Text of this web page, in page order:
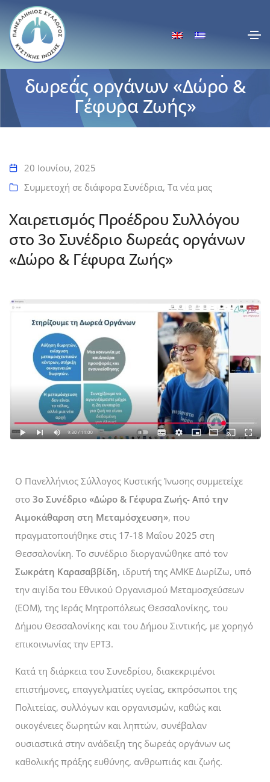
Χαιρετισμός Προέδρου
Συλλόγου στο 3ο Συνέδριο
δωρεάς οργάνων «Δώρο &
Γέφυρα Ζωής»
Αρχική
20 Ιουνίου, 2025
Συμμετοχή σε διάφορα Συνέδρια, Τα νέα μας
Χαιρετισμός Προέδρου Συλλόγου
στο 3ο Συνέδριο δωρεάς οργάνων
«Δώρο & Γέφυρα Ζωής»
Ο Πανελλήνιος Σύλλογος Κυστικής Ίνωσης συμμετείχε
στο 3ο Συνέδριο «Δώρο & Γέφυρα Ζωής- Από την
Αιμοκάθαρση στη Μεταμόσχευση», που
πραγματοποιήθηκε στις 17-18 Μαΐου 2025 στη
Θεσσαλονίκη. Το συνέδριο διοργανώθηκε από τον
Σωκράτη Καρασαββίδη, ιδρυτή της ΑΜΚΕ ΔωρίΖω, υπό
την αιγίδα του Εθνικού Οργανισμού Μεταμοσχεύσεων
(ΕΟΜ), της Ιεράς Μητροπόλεως Θεσσαλονίκης, του
Δήμου Θεσσαλονίκης και του Δήμου Σιντικής, με χορηγό
επικοινωνίας την ΕΡΤ3.
Κατά τη διάρκεια του Συνεδρίου, διακεκριμένοι
επιστήμονες, επαγγελματίες υγείας, εκπρόσωποι της
Πολιτείας, συλλόγων και οργανισμών, καθώς και
οικογένειες δωρητών και ληπτών, συνέβαλαν
ουσιαστικά στην ανάδειξη της δωρεάς οργάνων ως
καθολικής πράξης ευθύνης, ανθρωπιάς και ζωής.